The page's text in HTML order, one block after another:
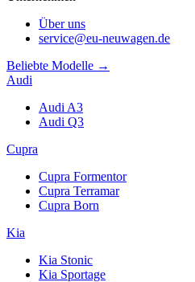
Über uns
service@eu-neuwagen.de
Beliebte Modelle →
Audi
Audi A3
Audi Q3
Cupra
Cupra Formentor
Cupra Terramar
Cupra Born
Kia
Kia Stonic
Kia Sportage